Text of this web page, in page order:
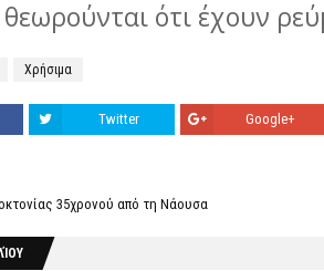
ότι έχουν
Χρήσιμα
Twitter Google+
35χρονού από τη Νάουσα